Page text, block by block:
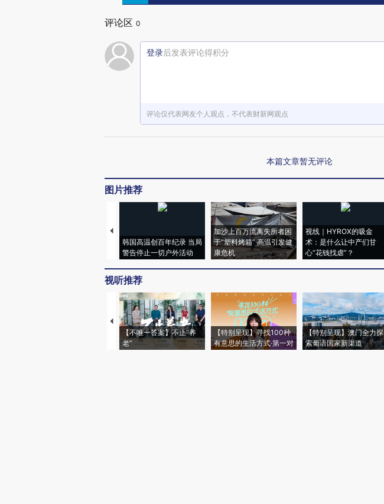
评论区 0
登录后发表评论得积分
评论仅代表网友个人观点，不代表财新网观点
本篇文章暂无评论
图片推荐
韩国高温创百年纪录 当局
警告停止一切户外活动
加沙上百万流离失所者困
于“塑料烤箱” 高温引发健
康危机
视线｜HYROX的吸金
术：是什么让中产们甘
心“花钱找虐”？
视听推荐
【不唯一答案】不止“养
老”
【特别呈现】寻找100种
有意思的生活方式·第一对
【特别呈现】澳门全力探
索葡语国家新渠道